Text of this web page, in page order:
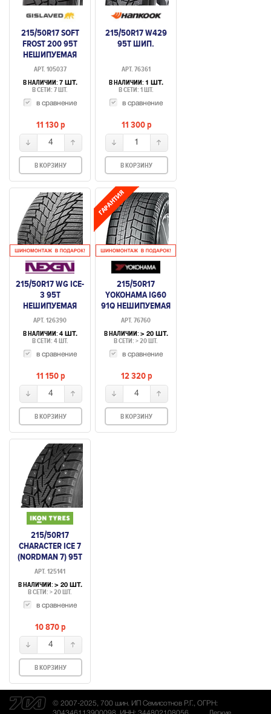
215/50R17 SOFT
FROST 200 95T
НЕШИПУЕМАЯ
АРТ. 105037
В НАЛИЧИИ: 7 ШТ.
В СЕТИ: 7 ШТ.
в сравнение
11 130p
4
В КОРЗИНУ
215/50R17 W429
95T ШИП.
АРТ. 76361
В НАЛИЧИИ: 1 ШТ.
В СЕТИ: 1 ШТ.
в сравнение
11 300p
1
В КОРЗИНУ
215/50R17 WG ICE-
3 95T
НЕШИПУЕМАЯ
АРТ. 126390
В НАЛИЧИИ: 4 ШТ.
В СЕТИ: 4 ШТ.
в сравнение
11 150p
4
В КОРЗИНУ
215/50R17
YOKOHAMA IG60
91Q НЕШИПУЕМАЯ
АРТ. 76760
В НАЛИЧИИ: > 20 ШТ.
В СЕТИ: > 20 ШТ.
в сравнение
12 320p
4
В КОРЗИНУ
215/50R17
CHARACTER ICE 7
(NORDMAN 7) 95T
ШИП.
АРТ. 125141
В НАЛИЧИИ: > 20 ШТ.
В СЕТИ: > 20 ШТ.
в сравнение
10 870p
4
В КОРЗИНУ
© 2007-2025, 700 шин. ИП Семисотнов Р.Г., ОГРН: